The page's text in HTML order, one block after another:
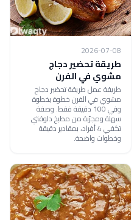
2026-07-08
طريقة تحضير دجاج
مشوي في الفرن
طريقة عمل طريقة تحضير دجاج
مشوي في الفرن خطوة بخطوة
وفي 100 دقيقة فقط. وصفة
سهلة ومجرّبة من مطبخ دلوقتي
تكفي 4 أفراد، بمقادير دقيقة
وخطوات واضحة.